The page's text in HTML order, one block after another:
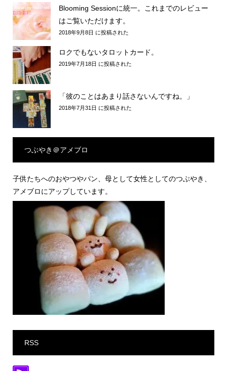
Blooming Sessionに統一。これまでのレビュー
はご覧いただけます。
2018年9月8日 に投稿された
ロクでもないタロットカード。
2019年7月18日 に投稿された
「彼のことはあまり話さないんですね。」
2018年7月31日 に投稿された
つぶやき＠アメブロ
子供たちへのおやつやパン、母として女性としてのつぶやき、
アメブロにアップしています。
RSS